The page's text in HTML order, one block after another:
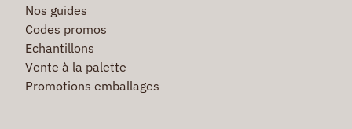
Nos guides
Codes promos
Echantillons
Vente à la palette
Promotions emballages